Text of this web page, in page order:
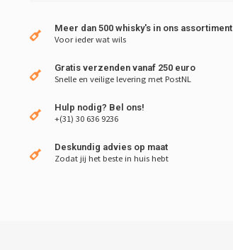
Meer dan 500 whisky's in ons assortiment
Voor ieder wat wils
Gratis verzenden vanaf 250 euro
Snelle en veilige levering met PostNL
Hulp nodig? Bel ons!
+(31) 30 636 9236
Deskundig advies op maat
Zodat jij het beste in huis hebt